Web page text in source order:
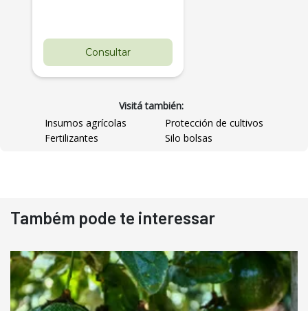
Consultar
Pá Carregadeira Cat 966
Ano 1987
R$ 145.000
Visitá también:
Insumos agrícolas
Protección de cultivos
Fertilizantes
Silo bolsas
Também pode te interessar